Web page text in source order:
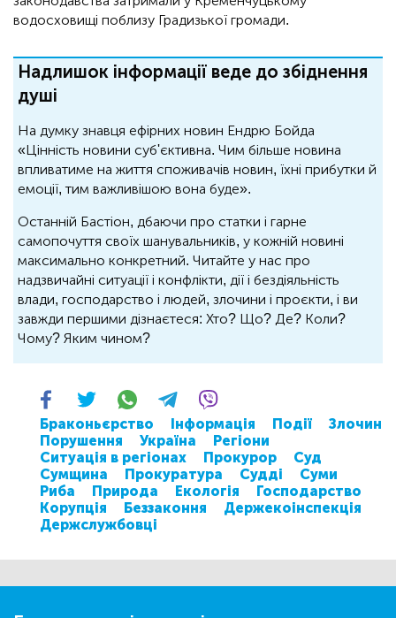
водосховищі поблизу Градизької громади.
Надлишок інформації веде до збіднення
душі
На думку знавця ефірних новин Ендрю Бойда
«Цінність новини суб'єктивна. Чим більше новина
впливатиме на життя споживачів новин, їхні прибутки й
емоції, тим важливішою вона буде».
Останній Бастіон, дбаючи про статки і гарне
самопочуття своїх шанувальників, у кожній новині
максимально конкретний. Читайте у нас про
надзвичайні ситуації і конфлікти, дії і бездіяльність
влади, господарство і людей, злочини і проєкти, і ви
завжди першими дізнаєтеся: Хто? Що? Де? Коли?
Чому? Яким чином?
Браконьєрство Інформація Події
Злочин
Порушення
Україна
Регіони
Ситуація в регіонах
Прокурор
Суд
Сумщина
Прокуратура Судді
Суми
Риба
Природа Екологія
Господарство
Корупція
Беззаконня
Держекоінспекція
Держслужбовці